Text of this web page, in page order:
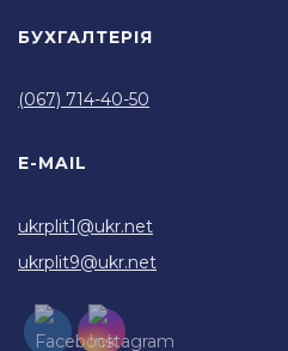
БУХГАЛТЕРІЯ
(067) 714-40-50
E-MAIL
ukrplit1@ukr.net
ukrplit9@ukr.net